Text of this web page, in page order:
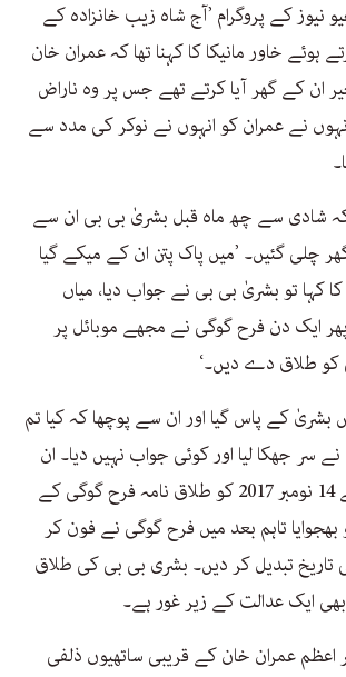
کے پروگرام ’آج شاہ زیب خانزادہ کے
ہوئے خاور مانیکا کا کہنا تھا کہ عمران خان
ان کے گھر آیا کرتے تھے جس پر وہ ناراض
نے عمران کو انہوں نے نوکر کی مدد سے
کہ شادی سے چھ ماہ قبل بشریٰ بی بی ان سے
چلی گئیں۔ ’میں پاک پتن ان کے میکے گیا
کہا تو بشریٰ بی بی نے جواب دیا، میاں
ایک دن فرح گوگی نے مجھے موبائل پر
کو طلاق دے دیں۔‘
بشریٰ کے پاس گیا اور ان سے پوچھا کہ کیا تم
سر جھکا لیا اور کوئی جواب نہیں دیا۔ ان
کے مطابق انہوں نے 14 نومبر 2017 کو طلاق نامہ فرح گوگی کے
تاہم بعد میں فرح گوگی نے فون کر
تبدیل کر دیں۔ بشری بی بی کی طلاق
ایک عدالت کے زیر غور ہے۔
اعظم عمران خان کے قریبی ساتھیوں ذلفی